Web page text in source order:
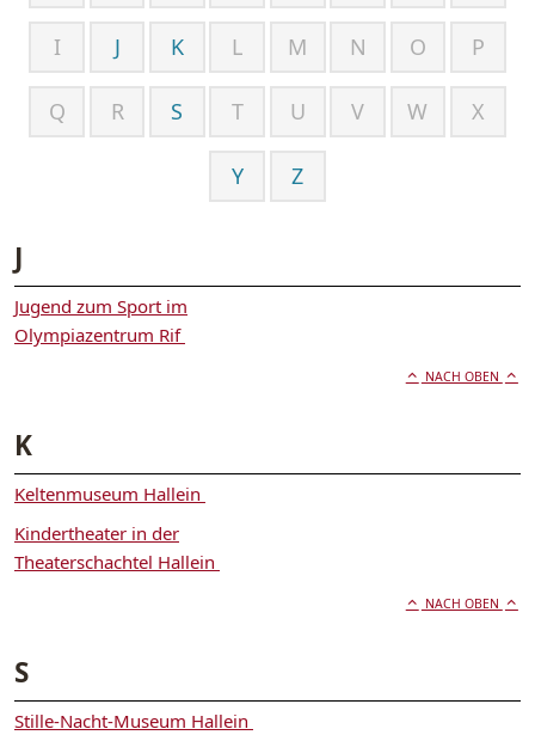
I J K L M N O P
Q R S T U V W X
Y Z
J
Jugend zum Sport im
Olympiazentrum Rif
NACH OBEN
K
Keltenmuseum Hallein
Kindertheater in der
Theaterschachtel Hallein
NACH OBEN
S
Stille-Nacht-Museum Hallein